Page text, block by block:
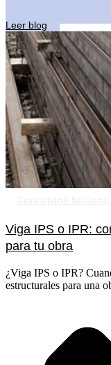
Leer blog
Viga IPS o IPR:
para tu obra
¿Viga IPS o IPR?
estructurales para una